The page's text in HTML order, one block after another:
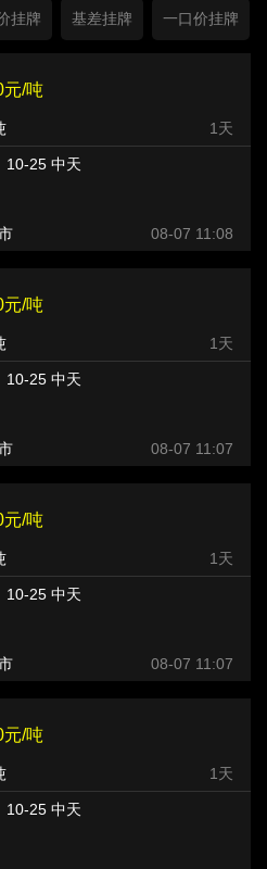
展。
挂牌 基差挂牌 一口价挂牌
元/吨
1天
10-25 中天
> 08-07 11:08
元/吨
1天
10-25 中天
> 08-07 11:07
元/吨
1天
10-25 中天
> 08-07 11:07
元/吨
1天
10-25 中天